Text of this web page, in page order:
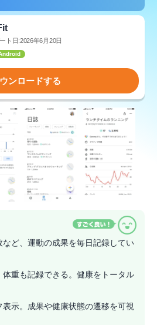
ト日:2026年6月20日
ンロードする
など、運動の成果を毎日記録してい
体重も記録できる。健康をトータル
示。成果や健康状態の遷移を可視